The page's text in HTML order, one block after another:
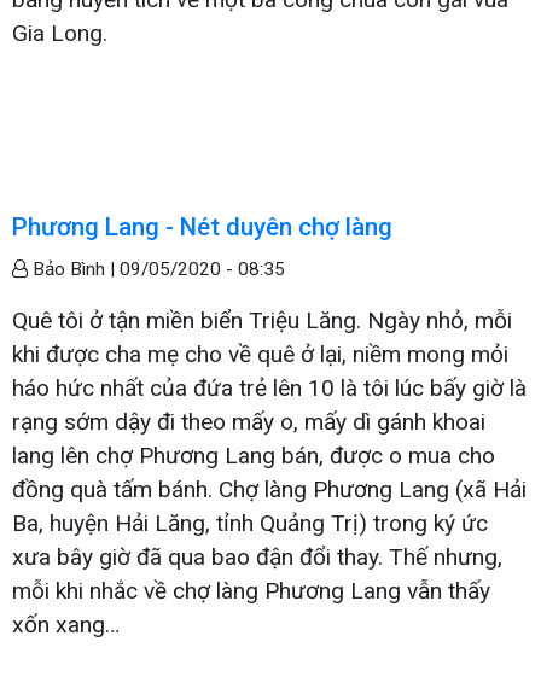
Gia Long.
Phương Lang - Nét duyên chợ làng
Bảo Bình | 09/05/2020 - 08:35
Quê tôi ở tận miền biển Triệu Lăng. Ngày nhỏ, mỗi
khi được cha mẹ cho về quê ở lại, niềm mong mỏi
háo hức nhất của đứa trẻ lên 10 là tôi lúc bấy giờ là
rạng sớm dậy đi theo mấy o, mấy dì gánh khoai
lang lên chợ Phương Lang bán, được o mua cho
đồng quà tấm bánh. Chợ làng Phương Lang (xã Hải
Ba, huyện Hải Lăng, tỉnh Quảng Trị) trong ký ức
xưa bây giờ đã qua bao đận đổi thay. Thế nhưng,
mỗi khi nhắc về chợ làng Phương Lang vẫn thấy
xốn xang…